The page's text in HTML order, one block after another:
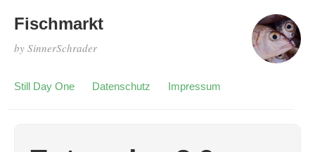
Fischmarkt
by SinnerSchrader
Still Day One Datenschutz Impressum